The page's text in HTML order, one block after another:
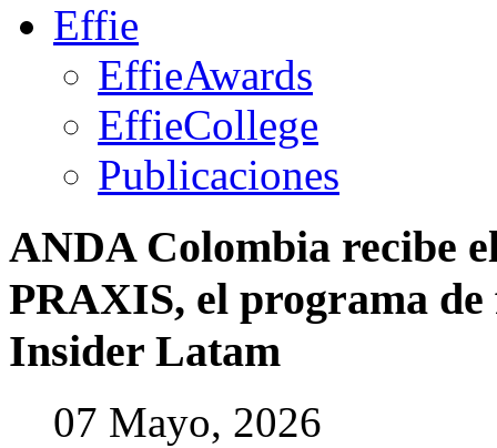
Effie
EffieAwards
EffieCollege
Publicaciones
ANDA Colombia recibe
PRAXIS, el programa de
Insider Latam
07 Mayo, 2026